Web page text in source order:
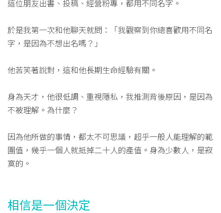
這位朋友出書、投稿、經營粉專，都用不同名字。
於是我第一次和他聊天就問：「我觀察到你總喜歡用不同名
字，是因為不想出名嗎？」
他苦笑著說對，這和他長期生命經驗有關。
身為天才，他很低調、重視隱私，我推測背後原因，是因為
不被理解。為什麼？
因為他所做的事情，都太不可思議，超乎一般人能理解的範
圍值，幾乎一個人就抵掉二十人的產值。身為少數人，是寂
寞的。
相信是一個決定